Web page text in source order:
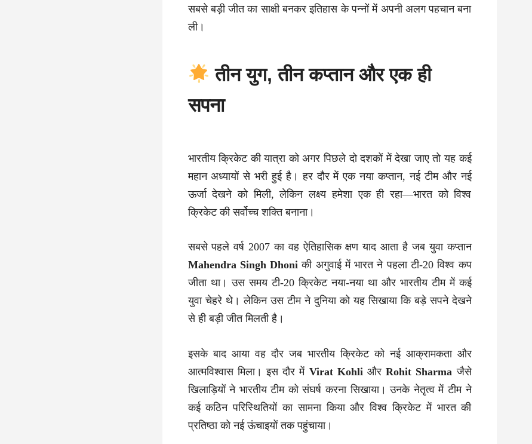
सबसे बड़ी जीत का साक्षी बनकर इतिहास के पन्नों में अपनी अलग पहचान बना
ली।
तीन युग, तीन कप्तान और एक ही
सपना
भारतीय क्रिकेट की यात्रा को अगर पिछले दो दशकों में देखा जाए तो यह कई
महान अध्यायों से भरी हुई है। हर दौर में एक नया कप्तान, नई टीम और नई
ऊर्जा देखने को मिली, लेकिन लक्ष्य हमेशा एक ही रहा—भारत को विश्व
क्रिकेट की सर्वोच्च शक्ति बनाना।
सबसे पहले वर्ष 2007 का वह ऐतिहासिक क्षण याद आता है जब युवा कप्तान
Mahendra Singh Dhoni की अगुवाई में भारत ने पहला टी-20 विश्व कप
जीता था। उस समय टी-20 क्रिकेट नया-नया था और भारतीय टीम में कई
युवा चेहरे थे। लेकिन उस टीम ने दुनिया को यह सिखाया कि बड़े सपने देखने
से ही बड़ी जीत मिलती है।
इसके बाद आया वह दौर जब भारतीय क्रिकेट को नई आक्रामकता और
आत्मविश्वास मिला। इस दौर में Virat KohliऔरRohit Sharma जैसे
खिलाड़ियों ने भारतीय टीम को संघर्ष करना सिखाया। उनके नेतृत्व में टीम ने
कई कठिन परिस्थितियों का सामना किया और विश्व क्रिकेट में भारत की
प्रतिष्ठा को नई ऊंचाइयों तक पहुंचाया।